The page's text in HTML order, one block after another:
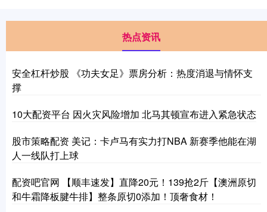
热点资讯
安全杠杆炒股 《功夫女足》票房分析：热度消退与情怀支
撑
10大配资平台 因火灾风险增加 北马其顿宣布进入紧急状态
股市策略配资 美记：卡卢马有实力打NBA 新赛季他能在湖
人一线队打上球
配资吧官网 【顺丰速发】直降20元！139抢2斤【澳洲原切
和牛霜降板腱牛排】整条原切0添加！顶奢食材！